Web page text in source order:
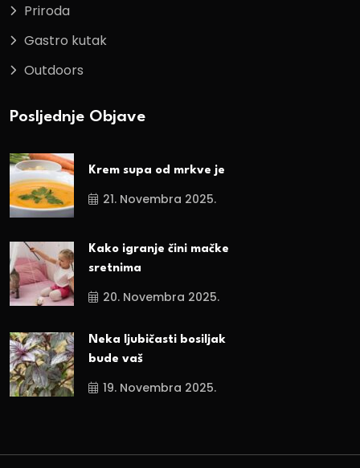
Priroda
Gastro kutak
Outdoors
Posljednje Objave
Krem supa od mrkve je
21. Novembra 2025.
Kako igranje čini mačke
sretnima
20. Novembra 2025.
Neka ljubičasti bosiljak
bude vaš
19. Novembra 2025.